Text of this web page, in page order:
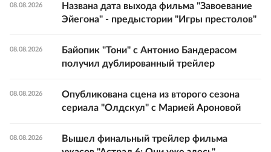
08.08.2026
Названа дата выхода фильма "Завоевание
Эйегона" - предыстории "Игры престолов"
08.08.2026
Байопик "Тони" с Антонио Бандерасом
получил дублированный трейлер
08.08.2026
Опубликована сцена из второго сезона
сериала "Олдскул" с Марией Ароновой
08.08.2026
Вышел финальный трейлер фильма